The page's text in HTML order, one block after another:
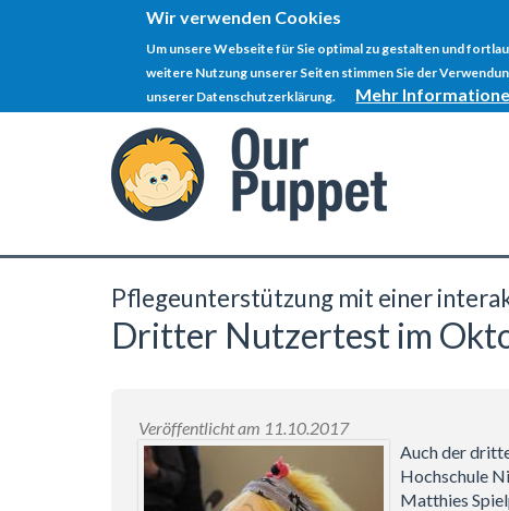
Wir verwenden Cookies
Um unsere Webseite für Sie optimal zu gestalten und
weitere Nutzung unserer Seiten stimmen Sie der
unserer Datenschutzerklärung.
Mehr
Pflegeunterstützung mit einer
Dritter Nutzertest im
Veröffentlicht am 11.10.2017
Auch der
Hochschule
Matthies